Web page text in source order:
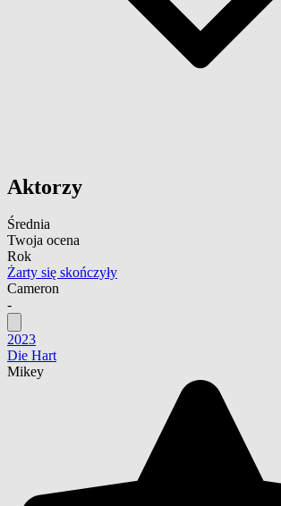
Aktorzy
Średnia
Twoja ocena
Rok
Żarty się skończyły
Cameron
-
2023
Die Hart
Mikey